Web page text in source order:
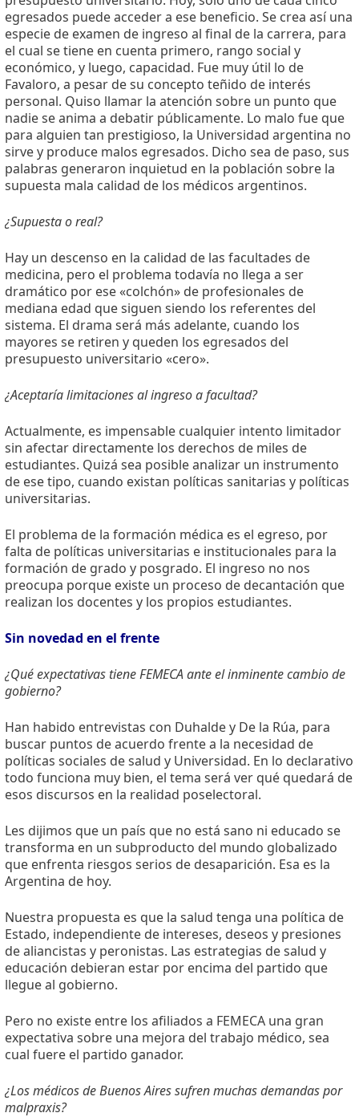
egresados puede acceder a ese beneficio. Se crea así una
especie de examen de ingreso al final de la carrera, para
el cual se tiene en cuenta primero, rango social y
económico, y luego, capacidad. Fue muy útil lo de
Favaloro, a pesar de su concepto teñido de interés
personal. Quiso llamar la atención sobre un punto que
nadie se anima a debatir públicamente. Lo malo fue que
para alguien tan prestigioso, la Universidad argentina no
sirve y produce malos egresados. Dicho sea de paso, sus
palabras generaron inquietud en la población sobre la
supuesta mala calidad de los médicos argentinos.
¿Supuesta o real?
Hay un descenso en la calidad de las facultades de
medicina, pero el problema todavía no llega a ser
dramático por ese «colchón» de profesionales de
mediana edad que siguen siendo los referentes del
sistema. El drama será más adelante, cuando los
mayores se retiren y queden los egresados del
presupuesto universitario «cero».
¿Aceptaría limitaciones al ingreso a facultad?
Actualmente, es impensable cualquier intento limitador
sin afectar directamente los derechos de miles de
estudiantes. Quizá sea posible analizar un instrumento
de ese tipo, cuando existan políticas sanitarias y políticas
universitarias.
El problema de la formación médica es el egreso, por
falta de políticas universitarias e institucionales para la
formación de grado y posgrado. El ingreso no nos
preocupa porque existe un proceso de decantación que
realizan los docentes y los propios estudiantes.
Sin novedad en el frente
¿Qué expectativas tiene FEMECA ante el inminente cambio de
gobierno?
Han habido entrevistas con Duhalde y De la Rúa, para
buscar puntos de acuerdo frente a la necesidad de
políticas sociales de salud y Universidad. En lo declarativo
todo funciona muy bien, el tema será ver qué quedará de
esos discursos en la realidad poselectoral.
Les dijimos que un país que no está sano ni educado se
transforma en un subproducto del mundo globalizado
que enfrenta riesgos serios de desaparición. Esa es la
Argentina de hoy.
Nuestra propuesta es que la salud tenga una política de
Estado, independiente de intereses, deseos y presiones
de aliancistas y peronistas. Las estrategias de salud y
educación debieran estar por encima del partido que
llegue al gobierno.
Pero no existe entre los afiliados a FEMECA una gran
expectativa sobre una mejora del trabajo médico, sea
cual fuere el partido ganador.
¿Los médicos de Buenos Aires sufren muchas demandas por
malpraxis?